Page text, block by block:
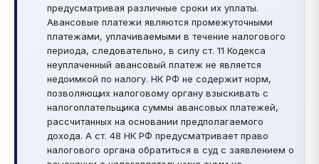
предусматривая различные сроки их уплаты.
Авансовые платежи являются промежуточными
платежами, уплачиваемыми в течение налогового
периода, следовательно, в силу ст. 11 Кодекса
неуплаченный авансовый платеж не является
недоимкой по налогу. НК РФ не содержит норм,
позволяющих налоговому органу взыскивать с
налогоплательщика суммы авансовых платежей,
рассчитанных на основании предполагаемого
дохода. А ст. 48 НК РФ предусматривает право
налогового органа обратиться в суд с заявлением о